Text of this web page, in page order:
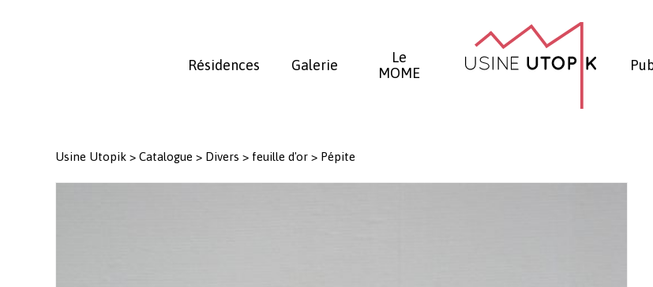
Résidences Galerie
Le
MOME
Usine Utopik > Catalogue > Divers > feuille d'or > Pépite